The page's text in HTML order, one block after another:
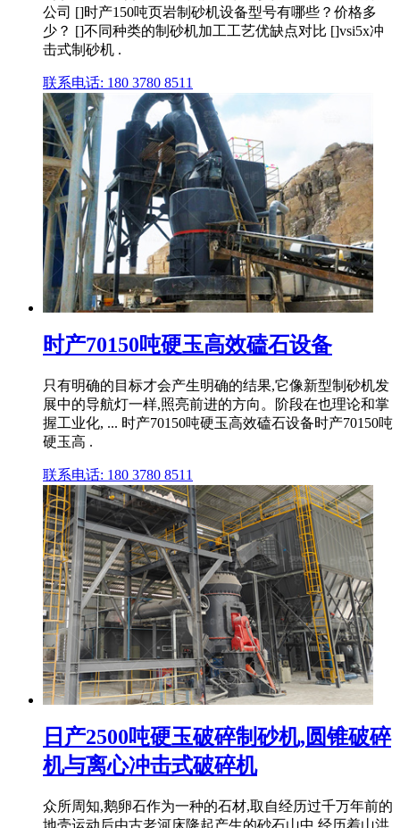
公司 []时产150吨页岩制砂机设备型号有哪些？价格多
少？ []不同种类的制砂机加工工艺优缺点对比 []vsi5x冲
击式制砂机 .
联系电话: 180 3780 8511
时产70150吨硬玉高效磕石设备
只有明确的目标才会产生明确的结果,它像新型制砂机发
展中的导航灯一样,照亮前进的方向。阶段在也理论和掌
握工业化, ... 时产70150吨硬玉高效磕石设备时产70150吨
硬玉高 .
联系电话: 180 3780 8511
日产2500吨硬玉破碎制砂机,圆锥破碎
机与离心冲击式破碎机
众所周知,鹅卵石作为一种的石材,取自经历过千万年前的
地壳运动后由古老河床隆起产生的砂石山中,经历着山洪